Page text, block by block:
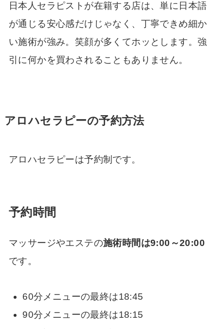
日本人セラピストが在籍する店は、単に日本語
が通じる安心感だけじゃなく、丁寧できめ細か
い施術が強み。笑顔が多くてホッとします。強
引に何かを買わされることもありません。
アロハセラピーの予約方法
アロハセラピーは予約制です。
予約時間
マッサージやエステの施術時間は9:00～20:00
です。
60分メニューの最終は18:45
90分メニューの最終は18:15